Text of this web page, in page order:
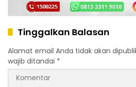
Tinggalkan Balasan
Alamat email Anda tidak akan
wajib ditandai *